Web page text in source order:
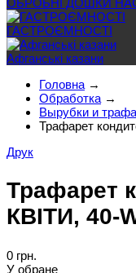
ОБРОБНІ ДОШКИ
ГАСТРОЄМНОСТІ
Афганські казани
Головна →
Обработка →
Вырубки и
Трафарет
Друк
Трафарет
КВІТИ, 40-
0 грн.
У обране